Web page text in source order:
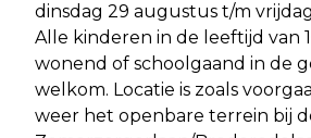
dinsdag 29 augustus t/m
Alle kinderen in de leeftijd van
wonend of schoolgaand in de
welkom. Locatie is zoals
weer het openbare terrein bij